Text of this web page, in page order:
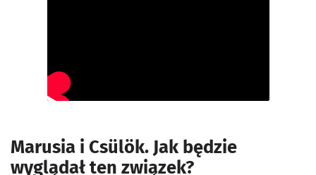
Marusia i Csülök. Jak będzie
wyglądał ten związek?